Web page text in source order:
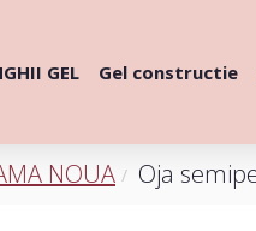
GEL Gel constructie
NOUA Oja